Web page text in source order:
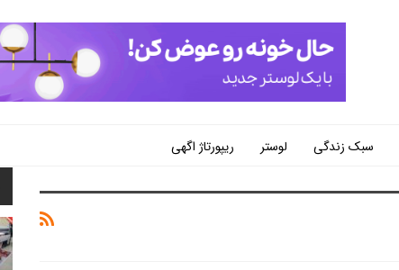
سبک زندگی لوستر
ریپورتاژ اگهی